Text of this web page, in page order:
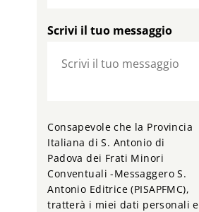
Scrivi il tuo messaggio
Consapevole che la Provincia
Italiana di S. Antonio di
Padova dei Frati Minori
Conventuali -Messaggero S.
Antonio Editrice (PISAPFMC),
tratterà i miei dati personali e